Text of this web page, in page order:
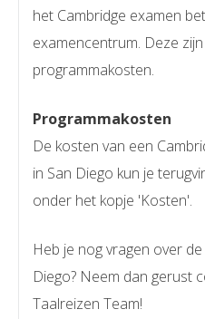
het Cambridge examen
examencentrum. Deze
programmakosten.
Programmakosten
De kosten van een
in San Diego kun je
onder het kopje 'Kosten'.
Heb je nog vragen over
Diego? Neem dan gerust
Taalreizen Team!